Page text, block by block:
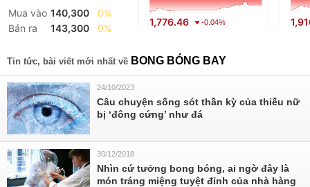
Mua vào 140,300
0%
Bán ra
143,300 0%
1,776.46 -0.04%
Tin tức, bài viết mới nhất về BONG BÓNG BAY
24/10/2023
Câu chuyện sống sót thần kỳ của thiếu nữ
bị ‘đông cứng’ như đá
30/12/2018
Nhìn cứ tưởng bong bóng, ai ngờ đây là
món tráng miệng tuyệt đỉnh của nhà hàng